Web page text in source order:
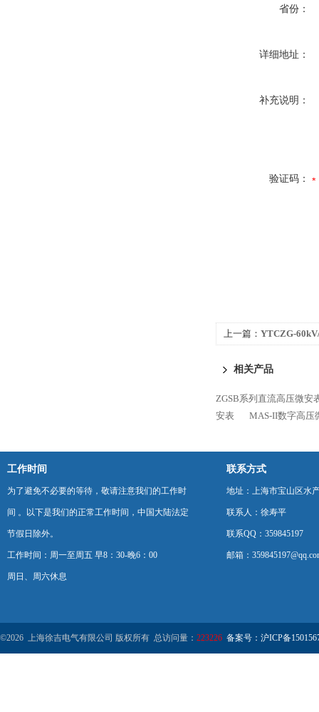
省份：
详细地址：
补充说明：
验证码：
上一篇： YTCZG-
相关产品
ZGSB系列直流高压微安
安表
MAS-II数字高压
工作时间
为了避免不必要的等待，敬请注意我们的工作时
间 。以下是我们的正常工作时间，中国大陆法定
节假日除外。
工作时间：周一至周五 早8：30-晚6：00
周日、周六休息
联系方式
地址：上海市宝山区水
联系人：徐寿平
联系QQ：359845197
邮箱：
©2026 上海徐吉电气有限公司 版权所有 总访问量： 223226 备案号：沪ICP备